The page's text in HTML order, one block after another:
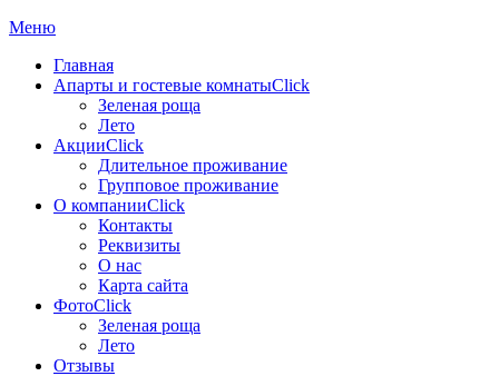
Меню
Главная
Апарты и гостевые комнатыClick
Зеленая роща
Лето
АкцииClick
Длительное проживание
Групповое проживание
О компанииClick
Контакты
Реквизиты
О нас
Карта сайта
ФотоClick
Зеленая роща
Лето
Отзывы